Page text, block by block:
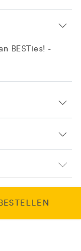
BESTies! -